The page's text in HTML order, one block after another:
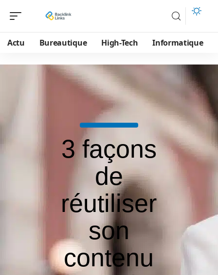
Actu Bureautique High-Tech Informatique
3 façons
de
réutiliser
son
contenu